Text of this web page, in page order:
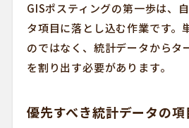
GISポスティングの第一歩は、
タ項目に落とし込む作業です。
のではなく、統計データからタ
を割り出す必要があります。
優先すべき統計データの項